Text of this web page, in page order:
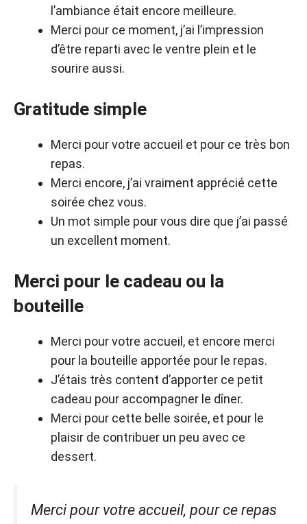
l’ambiance était encore meilleure.
Merci pour ce moment, j’ai l’impression
d’être reparti avec le ventre plein et le
sourire aussi.
Gratitude simple
Merci pour votre accueil et pour ce très bon
repas.
Merci encore, j’ai vraiment apprécié cette
soirée chez vous.
Un mot simple pour vous dire que j’ai passé
un excellent moment.
Merci pour le cadeau ou la
bouteille
Merci pour votre accueil, et encore merci
pour la bouteille apportée pour le repas.
J’étais très content d’apporter ce petit
cadeau pour accompagner le dîner.
Merci pour cette belle soirée, et pour le
plaisir de contribuer un peu avec ce
dessert.
Merci pour votre accueil, pour ce repas